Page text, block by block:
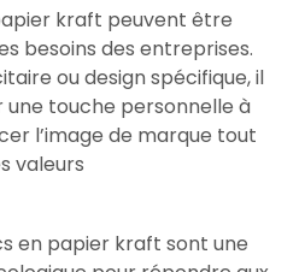
kraft peuvent être
besoins des entreprises.
ou design spécifique, il
une touche personnelle à
l’image de marque tout
valeurs
en papier kraft sont une